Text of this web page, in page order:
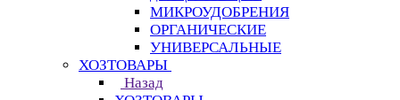
МИКРОУДОБРЕНИЯ
ОРГАНИЧЕСКИЕ
УНИВЕРСАЛЬНЫЕ
ХОЗТОВАРЫ
Назад